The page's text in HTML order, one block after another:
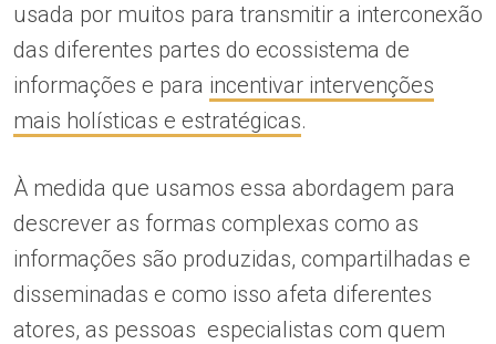
usada por muitos para transmitir a interconexão
das diferentes partes do ecossistema de
informações e para incentivar intervenções
mais holísticas e estratégicas.
À medida que usamos essa abordagem para
descrever as formas complexas como as
informações são produzidas, compartilhadas e
disseminadas e como isso afeta diferentes
atores, as pessoas especialistas com quem